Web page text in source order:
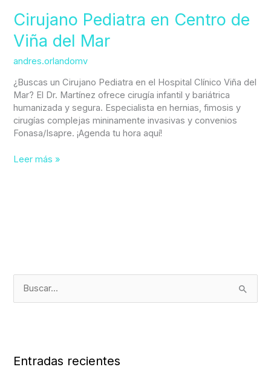
Cirujano Pediatra en Centro de
Viña del Mar
andres.orlandomv
¿Buscas un Cirujano Pediatra en el Hospital Clínico Viña del
Mar? El Dr. Martínez ofrece cirugía infantil y bariátrica
humanizada y segura. Especialista en hernias, fimosis y
cirugías complejas mininamente invasivas y convenios
Fonasa/Isapre. ¡Agenda tu hora aquí!
Leer más »
a
Entradas recientes